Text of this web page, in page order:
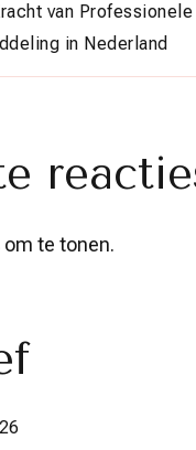
van Professionele
in Nederland
te tonen.